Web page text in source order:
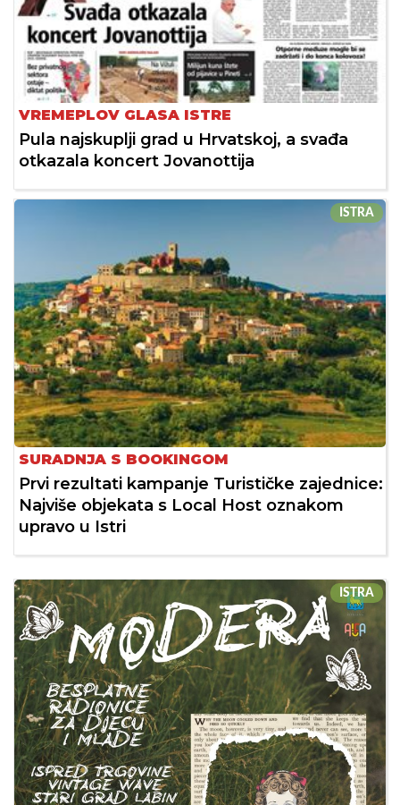
VREMEPLOV GLASA ISTRE
Pula najskuplji grad u Hrvatskoj, a svađa
otkazala koncert Jovanottija
ISTRA
SURADNJA S BOOKINGOM
Prvi rezultati kampanje Turističke zajednice:
Najviše objekata s Local Host oznakom
upravo u Istri
ISTRA